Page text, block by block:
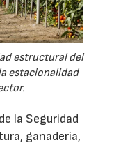
estructural del
estacionalidad
la Seguridad
ganadería,